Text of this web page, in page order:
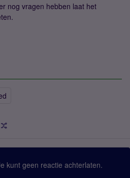
nog vragen hebben laat het
kunt geen reactie achterlaten.